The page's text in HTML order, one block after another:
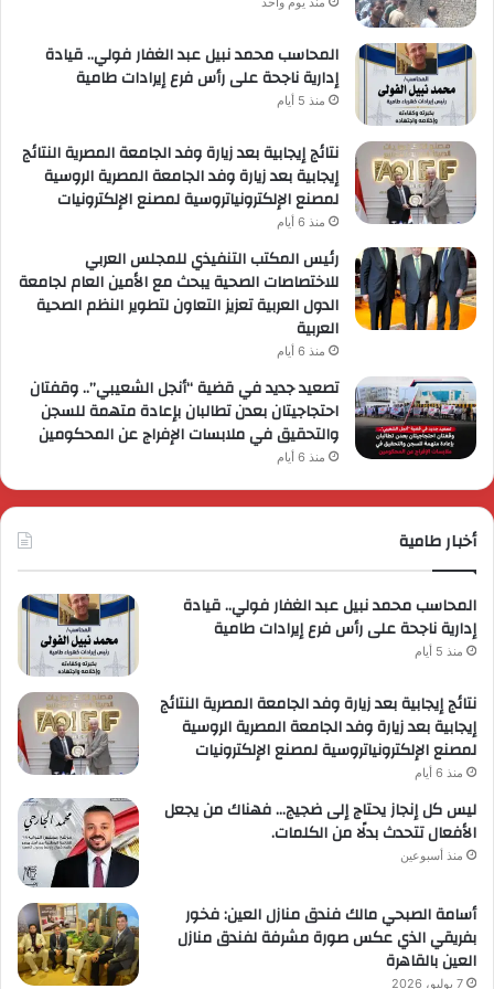
المحاسب محمد نبيل عبد الغفار فولي.. قيادة
إدارية ناجحة على رأس فرع إيرادات طامية
منذ 5 أيام
نتائج إيجابية بعد زيارة وفد الجامعة المصرية النتائج
إيجابية بعد زيارة وفد الجامعة المصرية الروسية
لمصنع الإلكترونياتروسية لمصنع الإلكترونيات
منذ 6 أيام
رئيس المكتب التنفيذي للمجلس العربي
للاختصاصات الصحية يبحث مع الأمين العام لجامعة
الدول العربية تعزيز التعاون لتطوير النظم الصحية
العربية
منذ 6 أيام
تصعيد جديد في قضية “أنجل الشعيبي”.. وقفتان
احتجاجيتان بعدن تطالبان بإعادة متهمة للسجن
والتحقيق في ملابسات الإفراج عن المحكومين
منذ 6 أيام
أخبار طامية
المحاسب محمد نبيل عبد الغفار فولي.. قيادة
إدارية ناجحة على رأس فرع إيرادات طامية
منذ 5 أيام
نتائج إيجابية بعد زيارة وفد الجامعة المصرية النتائج
إيجابية بعد زيارة وفد الجامعة المصرية الروسية
لمصنع الإلكترونياتروسية لمصنع الإلكترونيات
منذ 6 أيام
ليس كل إنجاز يحتاج إلى ضجيج… فهناك من يجعل
الأفعال تتحدث بدلًا من الكلمات.
منذ أسبوعين
أسامة الصبحي مالك فندق منازل العين: فخور
بفريقي الذي عكس صورة مشرفة لفندق منازل
العين بالقاهرة
7 يوليو، 2026